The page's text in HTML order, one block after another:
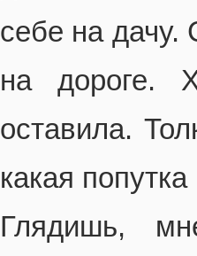
себе на дачу.
на дороге.
оставила.
какая
Глядишь,